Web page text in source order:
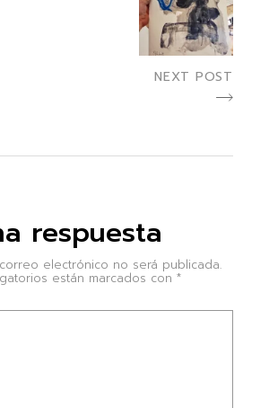
NEXT POST
respuesta
electrónico no será publicada.
están marcados con*